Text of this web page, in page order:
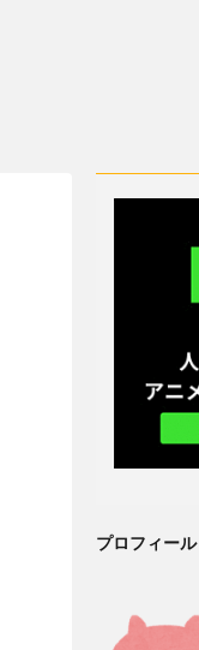
プロフィール